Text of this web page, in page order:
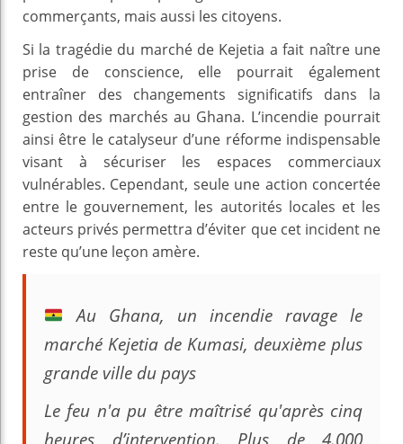
commerçants, mais aussi les citoyens.
Si la tragédie du marché de Kejetia a fait naître une
prise de conscience, elle pourrait également
entraîner des changements significatifs dans la
gestion des marchés au Ghana. L’incendie pourrait
ainsi être le catalyseur d’une réforme indispensable
visant à sécuriser les espaces commerciaux
vulnérables. Cependant, seule une action concertée
entre le gouvernement, les autorités locales et les
acteurs privés permettra d’éviter que cet incident ne
reste qu’une leçon amère.
Au Ghana, un incendie ravage le
marché Kejetia de Kumasi, deuxième plus
grande ville du pays
Le feu n'a pu être maîtrisé qu'après cinq
heures d’intervention. Plus de 4.000